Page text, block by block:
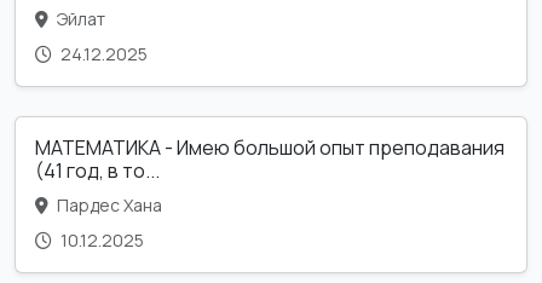
Эйлат
24.12.2025
МАТЕМАТИКА - Имею большой опыт преподавания
(41 год, в то...
Пардес Хана
10.12.2025